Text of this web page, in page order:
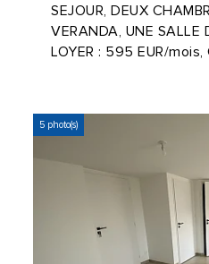
SEJOUR, DEUX
VERANDA, UNE SALLE
LOYER : 595 EUR/mois,
5 photo(s)